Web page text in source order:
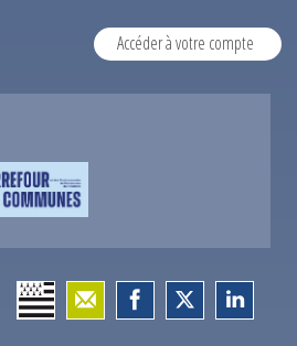
Accéder à votre compte